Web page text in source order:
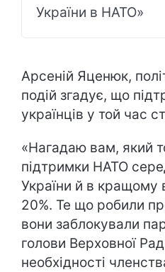
України в НАТО»
Арсеній Яценюк,
подій згадує, що
українців у той час
«Нагадаю вам, який
підтримки НАТО
України й в кращому
20%. Те що робили
вони заблокували
голови Верховної
необхідності